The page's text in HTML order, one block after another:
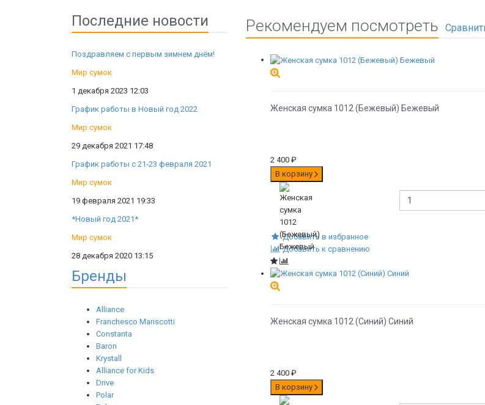
Последние новости
Поздравляем с первым зимнем днём!
Мир сумок
1 декабря 2023 12:03
График работы в Новый год 2022
Мир сумок
29 декабря 2021 17:48
График работы с 21-23 февраля 2021
Мир сумок
19 февраля 2021 19:33
*Новый год 2021*
Мир сумок
28 декабря 2020 13:15
Бренды
Alliance
Franchesco Mariscotti
Constanta
Baron
Krystall
Alliance for Kids
Drive
Polar
Рекомендуем посмотреть
Женская сумка 1012 (Бежевый) Бежевый
2 400 ₽
В корзину
Добавить в избранное
Добавить к сравнению
Женская сумка 1012 (Синий) Синий
2 400 ₽
В корзину